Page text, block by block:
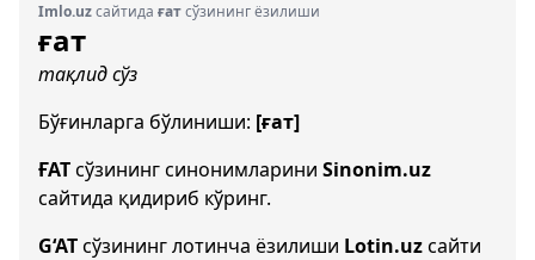
Imlo.uzсайтида ғатсўзининг ёзилиши
ғат
тақлид сўз
Бўғинларга бўлиниши: [ғат]
ҒАТсўзининг синонимларини Sinonim.uz
сайтида қидириб кўринг.
G‘ATсўзининг лотинча ёзилиши Lotin.uzсайти